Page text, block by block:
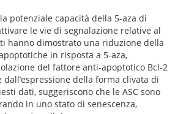
potenziale capacità della 5-aza di
le vie di segnalazione relative al
hanno dimostrato una riduzione della
in risposta a 5-aza,
del fattore anti-apoptotico Bcl-2
della forma clivata di
dati, suggeriscono che le ASC sono
in uno stato di senescenza,